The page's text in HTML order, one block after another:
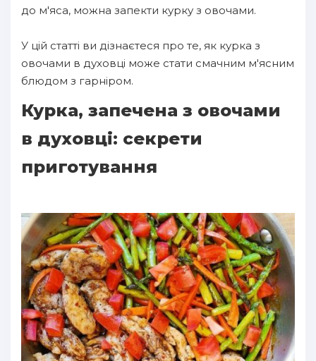
до м'яса, можна запекти курку з овочами.
У цій статті ви дізнаєтеся про те, як курка з
овочами в духовці може стати смачним м'ясним
блюдом з гарніром.
Курка, запечена з овочами
в духовці: секрети
приготування